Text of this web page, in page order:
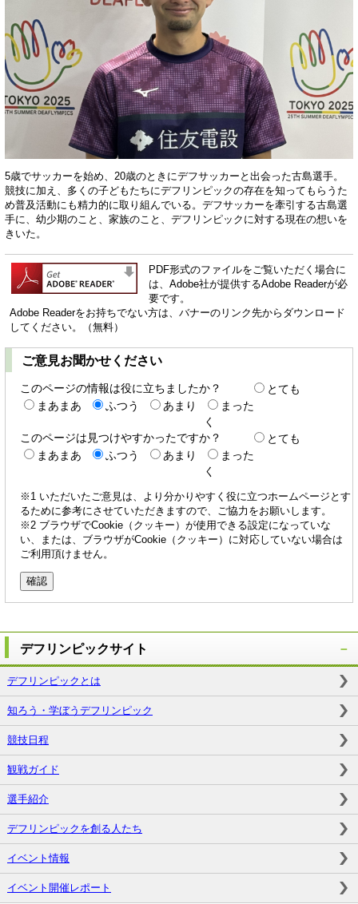
5歳でサッカーを始め、20歳のときにデフサッカーと出会った古島選手。
競技に加え、多くの子どもたちにデフリンピックの存在を知ってもらうた
め普及活動にも精力的に取り組んでいる。デフサッカーを牽引する古島選
手に、幼少期のこと、家族のこと、デフリンピックに対する現在の想いを
きいた。
PDF形式のファイルをご覧いただく場合に
は、Adobe社が提供するAdobe Readerが必
要です。
Adobe Readerをお持ちでない方は、バナーのリンク先からダウンロード
してください。（無料）
ご意見お聞かせください
このページの情報は役に立ちましたか？
とても
まあまあ
ふつう あまり
まった
く
このページは見つけやすかったですか？
とても
まあまあ
ふつう あまり
まった
く
※1 いただいたご意見は、より分かりやすく役に立つホームページとす
るために参考にさせていただきますので、ご協力をお願いします。
※2 ブラウザでCookie（クッキー）が使用できる設定になっていな
い、または、ブラウザがCookie（クッキー）に対応していない場合は
ご利用頂けません。
デフリンピックサイト
デフリンピックとは
知ろう・学ぼうデフリンピック
競技日程
観戦ガイド
選手紹介
デフリンピックを創る人たち
イベント情報
イベント開催レポート